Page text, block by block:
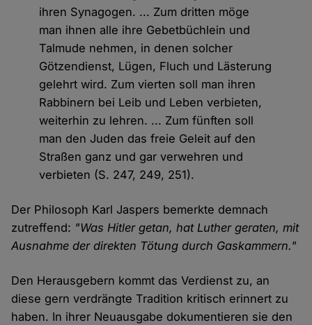
ihren Synagogen. ... Zum dritten möge
man ihnen alle ihre Gebetbüchlein und
Talmude nehmen, in denen solcher
Götzendienst, Lügen, Fluch und Lästerung
gelehrt wird. Zum vierten soll man ihren
Rabbinern bei Leib und Leben verbieten,
weiterhin zu lehren. ... Zum fünften soll
man den Juden das freie Geleit auf den
Straßen ganz und gar verwehren und
verbieten (S. 247, 249, 251).
Der Philosoph Karl Jaspers bemerkte demnach
zutreffend: "Was Hitler getan, hat Luther geraten, mit
Ausnahme der direkten Tötung durch Gaskammern."
Den Herausgebern kommt das Verdienst zu, an
diese gern verdrängte Tradition kritisch erinnert zu
haben. In ihrer Neuausgabe dokumentieren sie den